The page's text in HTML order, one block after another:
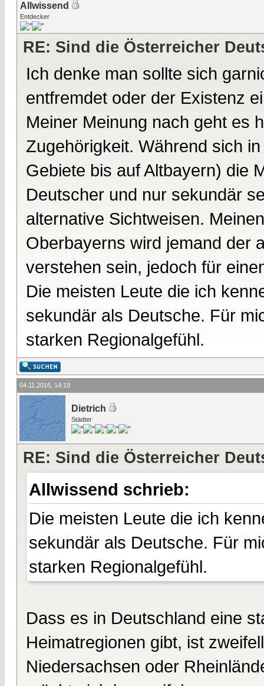
Allwissend
Entdecker
RE: Sind die Österreicher
Ich denke man sollte sich
entfremdet oder der Existenz
Meiner Meinung nach geht es
Zugehörigkeit. Während sich
Gebiete bis auf Altbayern) die
Deutscher und nur sekundär
alternative Sichtweisen.
Oberbayerns wird jemand der
verstehen sein, jedoch für
Die meisten Leute die ich
sekundär als Deutsche. Für
starken Regionalgefühl.
04.11.2016, 14:19
Dietrich
Städter
RE: Sind die Österreicher
Allwissend schrieb:
Die meisten Leute die ich
sekundär als Deutsche. Für
starken Regionalgefühl.
Dass es in Deutschland eine
Heimatregionen gibt, ist
Niedersachsen oder